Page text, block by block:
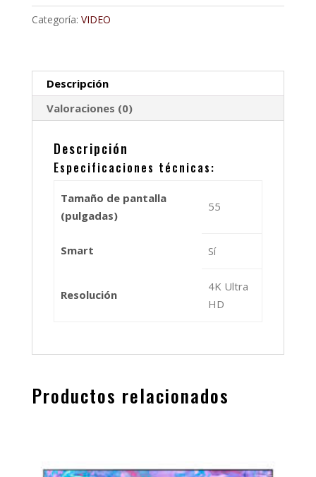
T2
cantidad
Categoría: VIDEO
Descripción
Valoraciones (0)
Descripción
Especificaciones técnicas:
Tamaño de pantalla
(pulgadas)
55
Smart Sí
Resolución
4K Ultra
HD
Productos relacionados